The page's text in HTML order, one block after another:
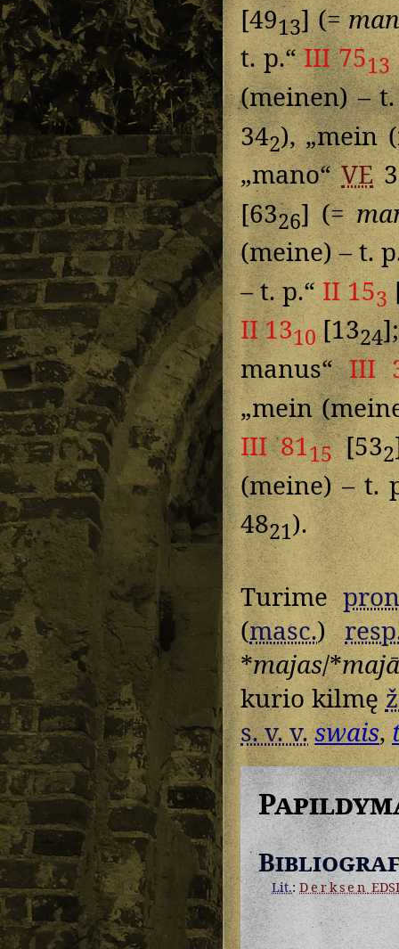
[4913] (=
t. p.“III 7513
(meinen) –
342), „mein
„mano“VE
[6326] (=
(meine) – t.
– t. p.“II 153
II 1310[1324
manus“III
„mein
III 8115[532
(meine) – t.
4821).
Turime
(masc.)
*majas/*majā
kurio kilmę
s. v. v.swais,
Lit.:Derksen